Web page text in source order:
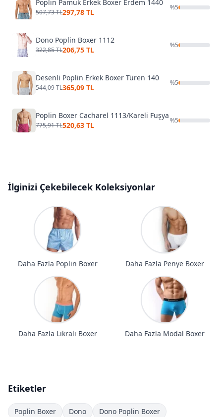
Poplin Pamuk Erkek Boxer Erdem 1440
507,73 TL297,78 TL
%5
Dono Poplin Boxer 1112
322,85 TL206,75 TL
%5
Desenli Poplin Erkek Boxer Türen 140
544,09 TL365,09 TL
%5
Poplin Boxer Cacharel 1113/Kareli Fuşya
775,91 TL520,63 TL
%5
İlginizi Çekebilecek Koleksiyonlar
Daha Fazla Poplin Boxer Daha Fazla Penye Boxer
Daha Fazla Likralı Boxer Daha Fazla Modal Boxer
Etiketler
Poplin Boxer Dono
Dono Poplin Boxer